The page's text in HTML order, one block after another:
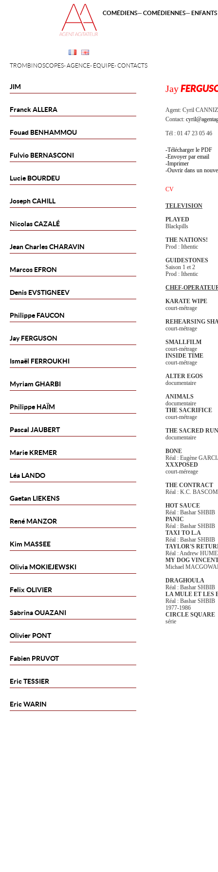
JIM
FranckALLERA
Fouad BENHAMMOU
Fulvio BERNASCONI
Lucie BOURDEU
JosephCAHILL
NicolasCAZALÉ
Jean CharlesCHARAVIN
Marcos EFRON
Denis EVSTIGNEEV
Philippe FAUCON
JayFERGUSON
Ismaël FERROUKHI
Myriam GHARBI
Philippe HAÏM
Pascal JAUBERT
Marie KREMER
Léa LANDO
Gaetan LIEKENS
René MANZOR
Kim MASSEE
Olivia MOKIEJEWSKI
Felix OLIVIER
SabrinaOUAZANI
Olivier PONT
Fabien PRUVOT
EricTESSIER
EricWARIN
TROMBINOSCOPES AGENCE ÉQUIPE CONTACTS
COMÉDIENS COMÉDIENNES
Jay
Agent: Cyril
Contact:
Tél : 01 47 23 05 46
Télécharger le PDF
Envoyer par email
Imprimer
Ouvrir dans un
CV
TELEVISION
PLAYED
Blackpills
THE NATIONS!
Prod : Ithentic
GUIDESTONES
Saison 1 et 2
Prod : Ithentic
CHEF-
KARATE WIPE
court-métrage
REHEARSING
court-métrage
SMALLFILM
court-métrage
INSIDE TIME
court-métrage
ALTER EGOS
documentaire
ANIMALS
documentaire
THE SACRIFICE
court-métrage
THE SACRED
documentaire
BONE
Réal : Eugène
XXXPOSED
court-méreage
THE CONTRACT
Réal : K.C.
HOT SAUCE
Réal : Bashar SHBIB
PANIC
Réal : Bashar SHBIB
TAXI TO L.A
Réal : Bashar SHBIB
TAYLOR'S
Réal : Andrew
MY DOG
Michael
DRAGHOULA
Réal : Bashar SHBIB
LA MULE ET LES
Réal : Bashar SHBIB
1977-1986
CIRCLE SQUARE
série